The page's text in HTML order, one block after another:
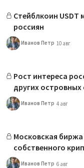
Cтейблкоин
россиян
Иванов Петр 10 авг
Рост интереса
других островных
Иванов Петр 4 авг
Московская биржа
собственного
Иванов Петр 6 авг